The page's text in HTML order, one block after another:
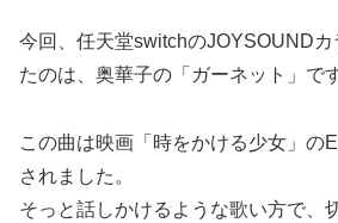
今回、任天堂switchのJOYSOUND
たのは、奥華子の「ガーネット」です
この曲は映画「時をかける少女」の
されました。
そっと話しかけるような歌い方で、